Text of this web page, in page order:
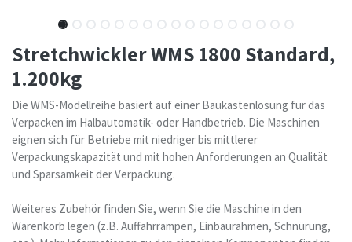
Stretchwickler WMS 1800 Standard,
1.200kg
Die WMS-Modellreihe basiert auf einer Baukastenlösung für das
Verpacken im Halbautomatik- oder Handbetrieb. Die Maschinen
eignen sich für Betriebe mit niedriger bis mittlerer
Verpackungskapazität und mit hohen Anforderungen an Qualität
und Sparsamkeit der Verpackung.
Weiteres Zubehör finden Sie, wenn Sie die Maschine in den
Warenkorb legen (z.B. Auffahrrampen, Einbaurahmen, Schnürung,